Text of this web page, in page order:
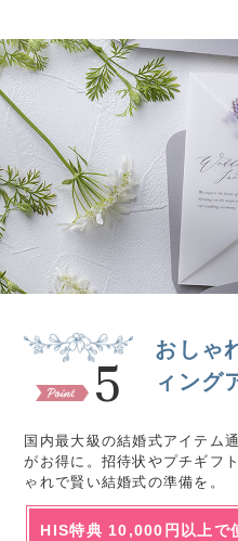
5
おしゃ
ィング
国内最大級の結婚式アイテム
がお得に。招待状やプチギフ
ゃれで賢い結婚式の準備を。
HIS特典 10,000円以上で